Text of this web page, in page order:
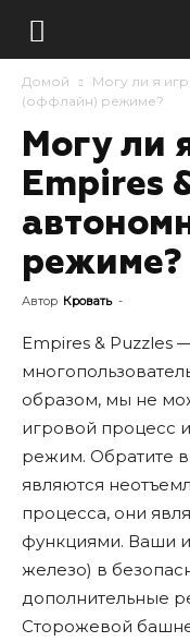
Домой
Могу ли я
(оффлайн) режиме?
Могу ли
Empires
режиме?
Автор Кровать -
Empires & Puzzles
образом, мы не
игровой процесс
режим. Обратите
являются
процесса, они
функциями. Ваши
железо) в
дополнительные
Сторожевой